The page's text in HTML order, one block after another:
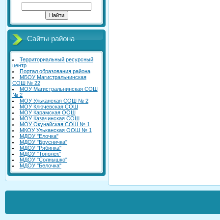
Сайты района
Территориальный ресурсный
центр
Портал образования района
МБОУ Магистральнинская
СОШ № 22
МОУ Магистральнинская СОШ
№ 2
МОУ Ульканская СОШ № 2
МОУ Ключевская СОШ
МОУ Карамская ООШ
МОУ Казачинская СОШ
МОУ Окунайская СОШ № 1
МКОУ Ульканская ООШ № 1
МДОУ "Елочка"
МДОУ "Брусничка"
МДОУ "Рябинка"
МДОУ "Тополек"
МДОУ "Солнышко"
МДОУ "Белочка"